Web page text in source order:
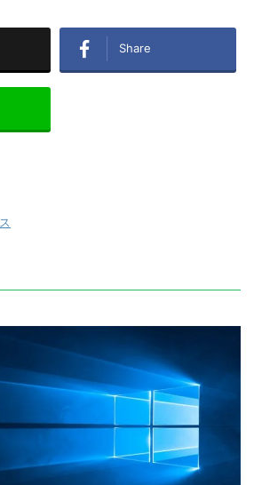
Share